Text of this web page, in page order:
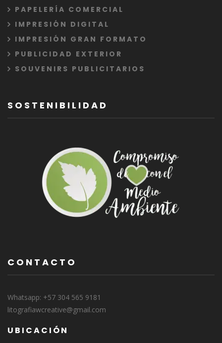
PAPELERÍA COMERCIAL
IMPRESIÓN DIGITAL
IMPRESIÓN GRAN FORMATO
PUBLICIDAD EXTERIOR
SOUVENIRS PUBLICITARIOS
SOSTENIBILIDAD
CONTACTO
Whatsapp: +57 304 565 9181
litografiawcreative@gmail.com
UBICACIÓN